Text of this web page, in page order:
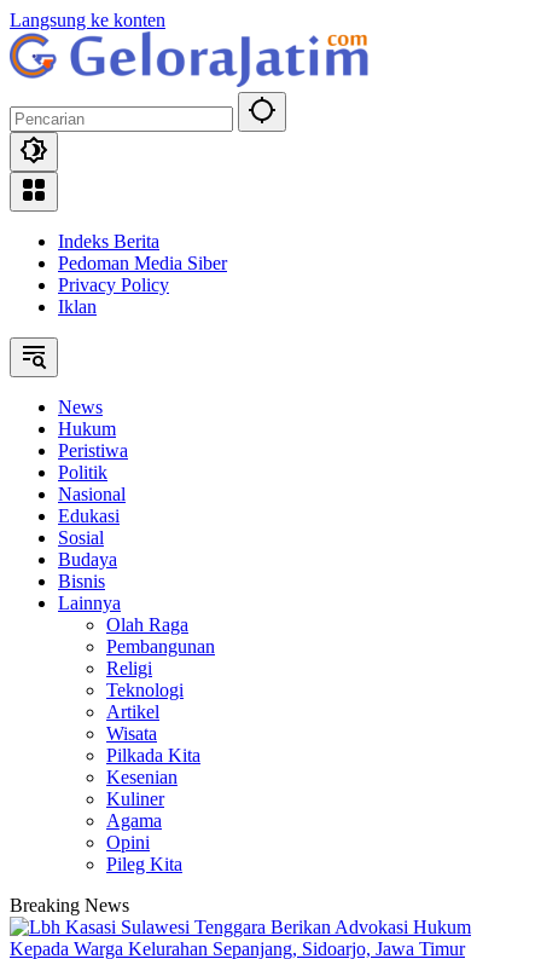
Langsung ke konten
Indeks Berita
Pedoman Media Siber
Privacy Policy
Iklan
News
Hukum
Peristiwa
Politik
Nasional
Edukasi
Sosial
Budaya
Bisnis
Lainnya
Olah Raga
Pembangunan
Religi
Teknologi
Artikel
Wisata
Pilkada Kita
Kesenian
Kuliner
Agama
Opini
Pileg Kita
Breaking News